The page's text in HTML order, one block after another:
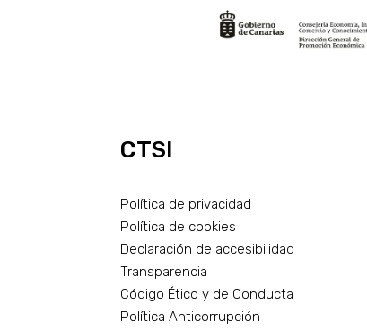
CTSI
Política de privacidad
Política de cookies
Declaración de accesibilidad
Transparencia
Código Ético y de Conducta
Política Anticorrupción